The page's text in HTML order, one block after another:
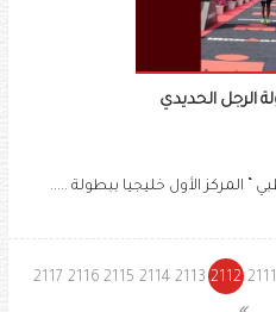
الرجل الحديدي
المركز الأول خليجيا ببطولة .....
2111
2112
2113
2114
2115
2116
2117